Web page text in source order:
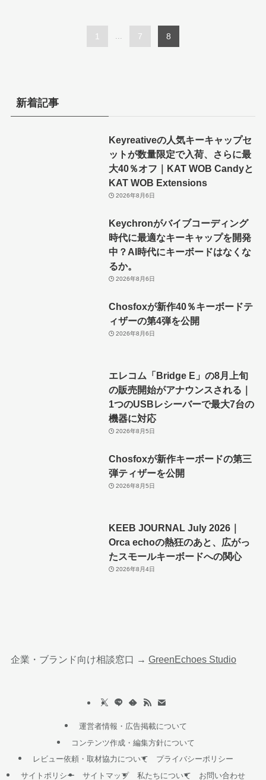
1 ... 7 8
新着記事
Keyreativeの人気キーキャップセ
ットが数量限定で入荷、さらに最
大40％オフ｜KAT WOB Candyと
KAT WOB Extensions
2026年8月6日
Keychronがバイブコーディング
時代に最適なキーキャップを開発
中？AI時代にキーボードはなくな
るか。
2026年8月6日
Chosfoxが新作40％キーボードテ
ィザーの第4弾を公開
2026年8月6日
エレコム「Bridge E」の8月上旬
の販売開始がアナウンスされる｜
1つのUSBレシーバーで最大7台の
機器に対応
2026年8月5日
Chosfoxが新作キーボードの第三
弾ティザーを公開
2026年8月5日
KEEB JOURNAL July 2026｜
Orca echoの熱狂のあと、広がっ
たスモールキーボードへの関心
2026年8月4日
企業・ブランド向け相談窓口 → GreenEchoes Studio
運営者情報・広告掲載について
コンテンツ作成・編集方針について
レビュー依頼・取材協力について
プライバシーポリシー
サイトポリシー
サイトマップ 私たちについて お問い合わせ